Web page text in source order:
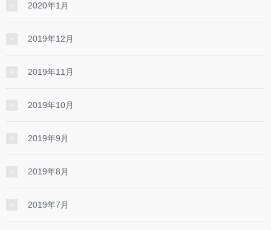
2020年1月
2019年12月
2019年11月
2019年10月
2019年9月
2019年8月
2019年7月